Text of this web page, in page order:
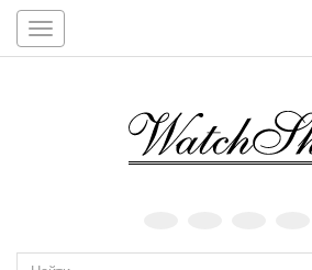
Toggle
navigation